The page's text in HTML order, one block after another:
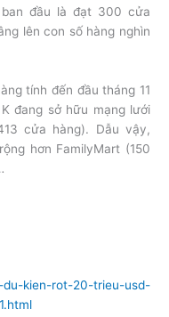
đầu là đạt 300 cửa
lên con số hàng nghìn
tính đến đầu tháng 11
đang sở hữu mạng lưới
cửa hàng). Dẫu vậy,
hơn FamilyMart (150
kien-rot-20-trieu-usd-